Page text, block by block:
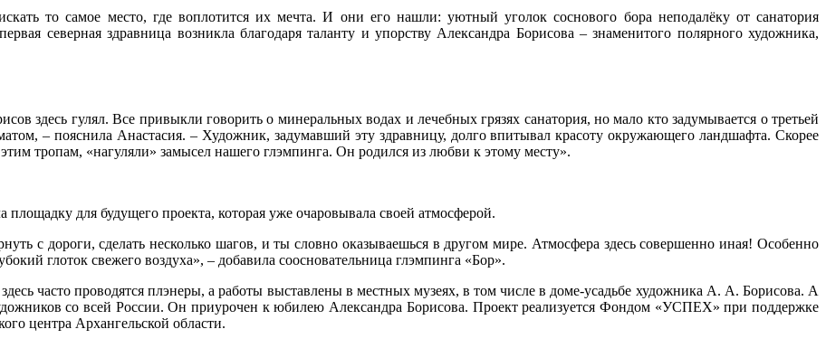
то самое место, где воплотится их мечта. И они его нашли: уютный уголок соснового бора неподалёку от санатория
северная здравница возникла благодаря таланту и упорству Александра Борисова – знаменитого полярного художника,
здесь гулял. Все привыкли говорить о минеральных водах и лечебных грязях санатория, но мало кто задумывается о третьей
– пояснила Анастасия. – Художник, задумавший эту здравницу, долго впитывал красоту окружающего ландшафта. Скорее
тропам, «нагуляли» замысел нашего глэмпинга. Он родился из любви к этому месту».
для будущего проекта, которая уже очаровывала своей атмосферой.
с дороги, сделать несколько шагов, и ты словно оказываешься в другом мире. Атмосфера здесь совершенно иная! Особенно
глоток свежего воздуха», – добавила соосновательница глэмпинга «Бор».
часто проводятся плэнеры, а работы выставлены в местных музеях, в том числе в доме-усадьбе художника А. А. Борисова. А
со всей России. Он приурочен к юбилею Александра Борисова. Проект реализуется Фондом «УСПЕХ» при поддержке
центра Архангельской области.